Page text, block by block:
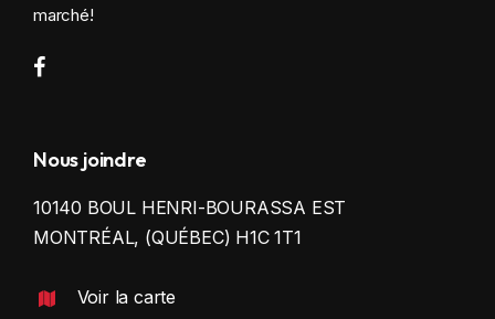
marché!
Nous joindre
10140 BOUL HENRI-BOURASSA EST
MONTRÉAL, (QUÉBEC) H1C 1T1
Voir la carte